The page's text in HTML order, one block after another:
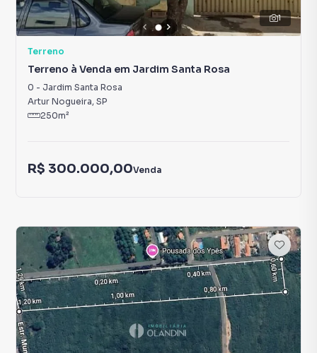
1
Terreno
Terreno à Venda em Jardim Santa Rosa
0 - Jardim Santa Rosa
Artur Nogueira, SP
250m²
R$ 300.000,00Venda